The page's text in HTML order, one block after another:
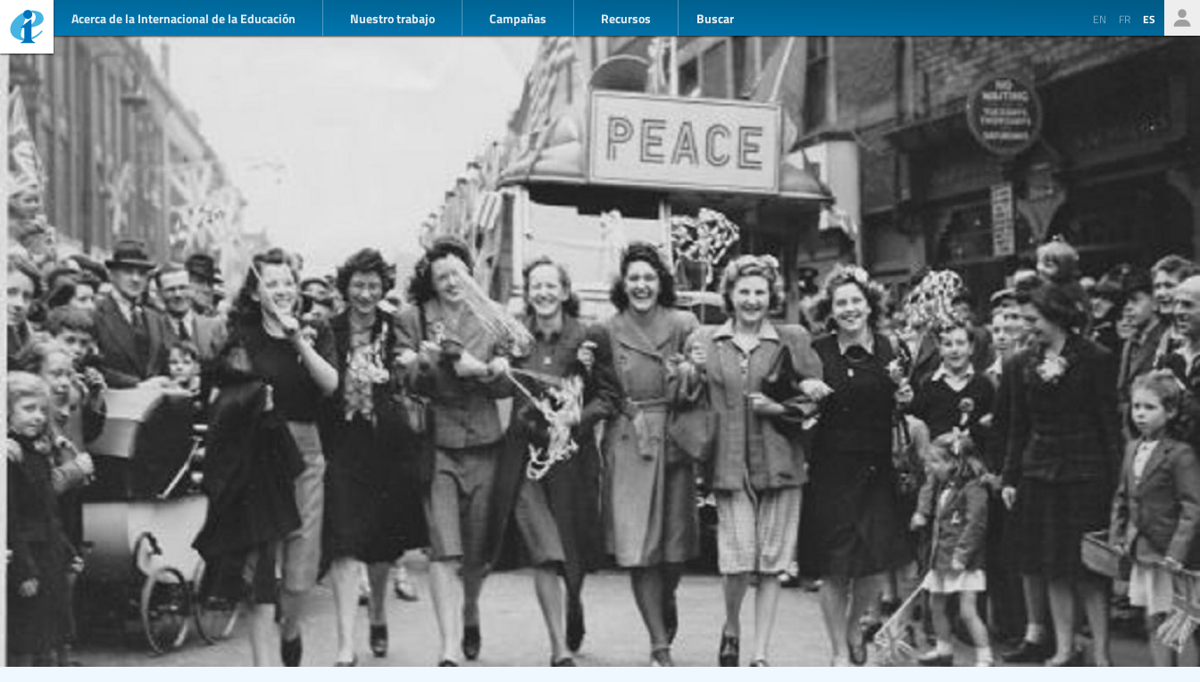
Acerca de la Internacional de la Educación Nuestro trabajo Campañas Recursos Buscar EN FR ES